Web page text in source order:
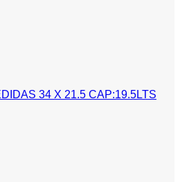
34 X 21.5 CAP:19.5LTS